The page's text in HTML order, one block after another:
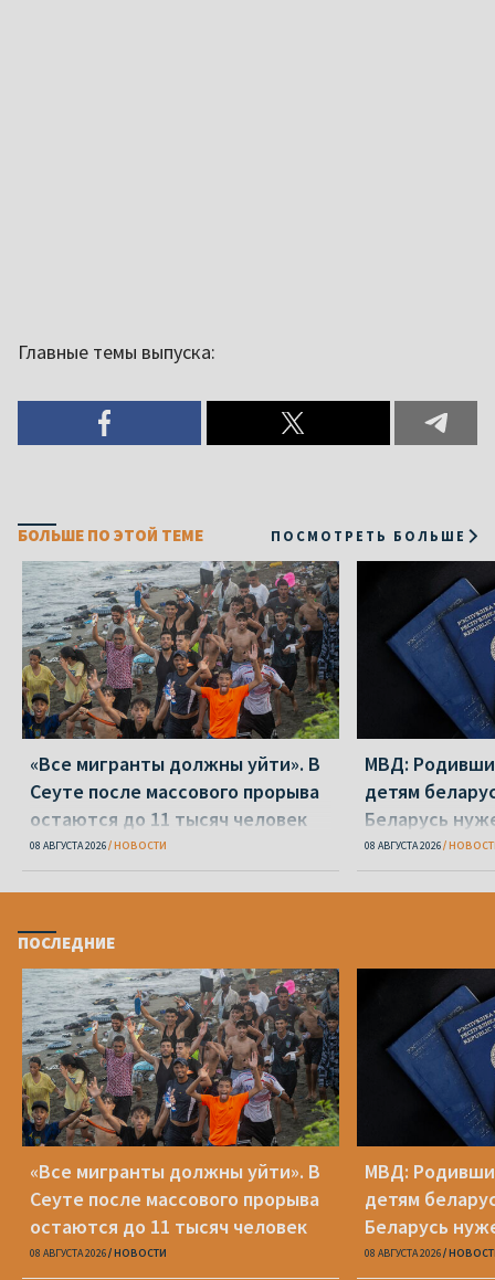
Главные темы выпуска:
БОЛЬШЕ ПО ЭТОЙ ТЕМЕ ПОСМОТРЕТЬ БОЛЬШЕ
«Все мигранты должны уйти». В
Сеуте после массового прорыва
остаются до 11 тысяч человек
08 АВГУСТА 2026 НОВОСТИ
МВД:
детям
Беларусь
паспорт
08 АВГУСТА 2026
ПОСЛЕДНИЕ
«Все мигранты должны уйти». В
Сеуте после массового прорыва
остаются до 11 тысяч человек
08 АВГУСТА 2026 НОВОСТИ
МВД:
детям
Беларусь
паспорт
08 АВГУСТА 2026